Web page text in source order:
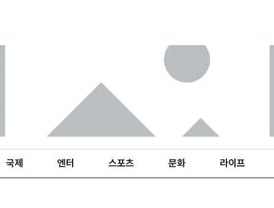
국제 엔터 스포츠 문화 라이프